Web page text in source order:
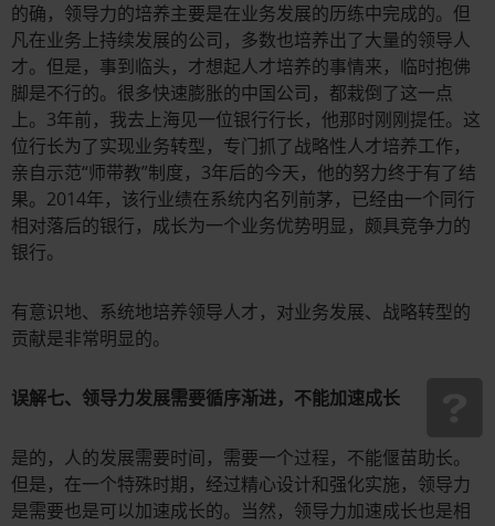
的确，领导力的培养主要是在业务发展的历练中完成的。但
凡在业务上持续发展的公司，多数也培养出了大量的领导人
才。但是，事到临头，才想起人才培养的事情来，临时抱佛
脚是不行的。很多快速膨胀的中国公司，都栽倒了这一点
上。3年前，我去上海见一位银行行长，他那时刚刚提任。这
位行长为了实现业务转型，专门抓了战略性人才培养工作，
亲自示范“师带教”制度，3年后的今天，他的努力终于有了结
果。2014年，该行业绩在系统内名列前茅，已经由一个同行
相对落后的银行，成长为一个业务优势明显，颇具竞争力的
银行。
有意识地、系统地培养领导人才，对业务发展、战略转型的
贡献是非常明显的。
误解七、领导力发展需要循序渐进，不能加速成长
是的，人的发展需要时间，需要一个过程，不能偃苗助长。
但是，在一个特殊时期，经过精心设计和强化实施，领导力
是需要也是可以加速成长的。当然，领导力加速成长也是相